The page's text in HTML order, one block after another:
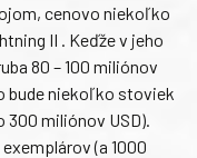
cenovo niekoľko
II . Keďže v jeho
80 – 100 miliónov
bude niekoľko stoviek
miliónov USD).
(a 1000